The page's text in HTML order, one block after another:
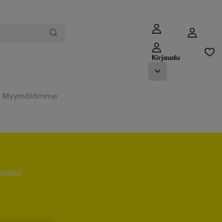
Kirjaudu
Myymälämme